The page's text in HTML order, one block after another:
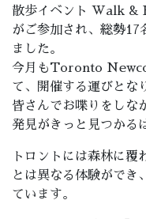
散歩イベント
Walk &
がご参加され、 総勢17
ました。
今月もToronto
て、開催する運びとな
皆さんでお喋りをしな
発見がきっと見つかる
トロントには森林に覆
とは異なる体験ができ、
ています。